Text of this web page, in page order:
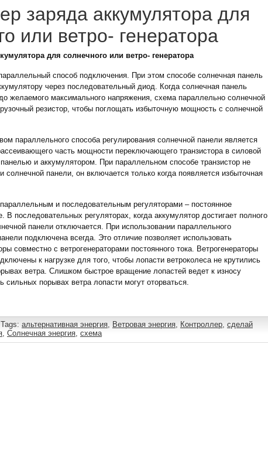
заряда аккумулятора для
или ветро- генератора
для солнечного или ветро- генератора
способ подключения. При этом способе солнечная панель
через последовательный диод. Когда солнечная панель
желаемого максимального напряжения, схема параллельно солнечной
резистор, чтобы поглощать избыточную мощность с солнечной
параллельного способа регулирования солнечной панели является
часть мощности переключающего транзистора в силовой
и аккумулятором. При параллельном способе транзистор не
солнечной панели, он включается только когда появляется избыточная
и последовательным регуляторами – постоянное
В последовательных регуляторах, когда аккумулятор достигает полного
панели отключается. При использовании параллельного
подключена всегда. Это отличие позволяет использовать
совместно с ветрогенераторами постоянного тока. Ветрогенераторы
к нагрузке для того, чтобы лопасти ветроколеса не крутились
ветра. Слишком быстрое вращение лопастей ведет к износу
сильных порывах ветра лопасти могут оторваться.
Tags: альтернативная энергия, Ветровая энергия, Контроллер, сделай
, Солнечная энергия, схема